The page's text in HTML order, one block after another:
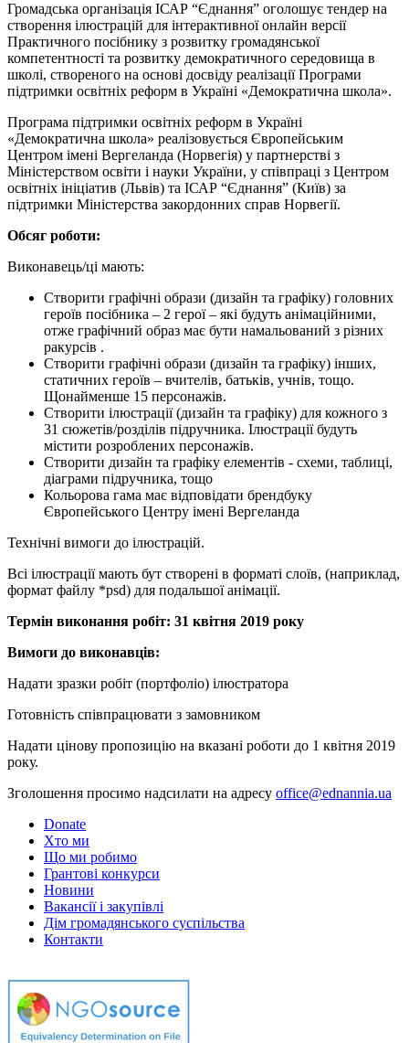
Громадська організація ІСАР “Єднання” оголошує тендер на
створення ілюстрацій для інтерактивної онлайн версії
Практичного посібнику з розвитку громадянської
компетентності та розвитку демократичного середовища в
школі, створеного на основі досвіду реалізації Програми
підтримки освітніх реформ в Україні «Демократична школа».
Програма підтримки освітніх реформ в Україні
«Демократична школа» реалізовується Європейським
Центром імені Вергеланда (Норвегія) у партнерстві з
Міністерством освіти і науки України, у співпраці з Центром
освітніх ініціатив (Львів) та ІСАР “Єднання” (Київ) за
підтримки Міністерства закордонних справ Норвегії.
Обсяг роботи:
Виконавець/ці мають:
Створити графічні образи (дизайн та графіку) головних
героїв посібника – 2 герої – які будуть анімаційними,
отже графічний образ має бути намальований з різних
ракурсів .
Створити графічні образи (дизайн та графіку) інших,
статичних героїв – вчителів, батьків, учнів, тощо.
Щонайменше 15 персонажів.
Створити ілюстрації (дизайн та графіку) для кожного з
31 сюжетів/розділів підручника. Ілюстрації будуть
містити розроблених персонажів.
Створити дизайн та графіку елементів - схеми, таблиці,
діаграми підручника, тощо
Кольорова гама має відповідати брендбуку
Європейського Центру імені Вергеланда
Технічні вимоги до ілюстрацій.
Всі ілюстрації мають бут створені в форматі слоїв, (наприклад,
формат файлу *psd) для подальшої анімації.
Термін виконання робіт: 31 квітня 2019 року
Вимоги до виконавців:
Надати зразки робіт (портфоліо) ілюстратора
Готовність співпрацювати з замовником
Надати цінову пропозицію на вказані роботи до 1 квітня 2019
року.
Зголошення просимо надсилати на адресу office@ednannia.ua
Donate
Хто ми
Що ми робимо
Грантові конкурси
Новини
Вакансії і закупівлі
Дім громадянського суспільства
Контакти